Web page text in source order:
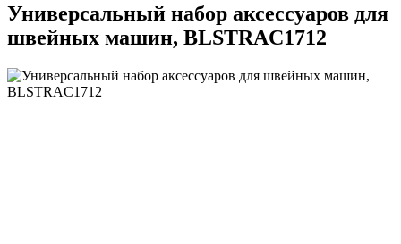
Универсальный набор аксессуаров для
швейных машин, BLSTRAC1712